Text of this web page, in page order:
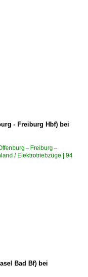
- Freiburg Hbf) bei
– Freiburg –
/ Elektrotriebzüge | 94
Bad Bf) bei